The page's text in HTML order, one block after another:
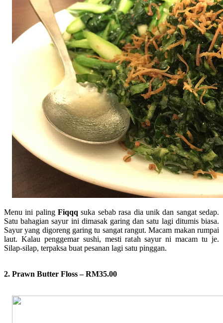
Menu ini palingFiqqq suka sebab rasa dia unik dan sangat sedap.
Satu bahagian sayur ini dimasak garing dan satu lagi ditumis biasa.
Sayur yang digoreng garing tu sangat rangut. Macam makan rumpai
laut. Kalau penggemar sushi, mesti ratah sayur ni macam tu je.
Silap-silap, terpaksa buat pesanan lagi satu pinggan.
2. Prawn Butter Floss – RM35.00